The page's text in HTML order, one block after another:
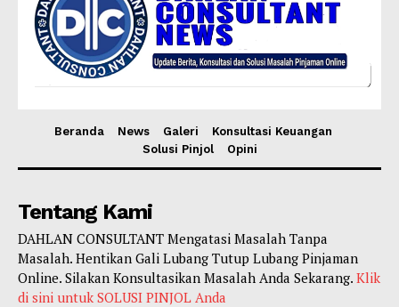
Beranda News Galeri
Konsultasi Keuangan
Solusi Pinjol
Opini
Tentang Kami
DAHLAN CONSULTANT Mengatasi Masalah Tanpa
Masalah. Hentikan Gali Lubang Tutup Lubang Pinjaman
Online. Silakan Konsultasikan Masalah Anda Sekarang. Klik
di sini untuk SOLUSI PINJOL Anda